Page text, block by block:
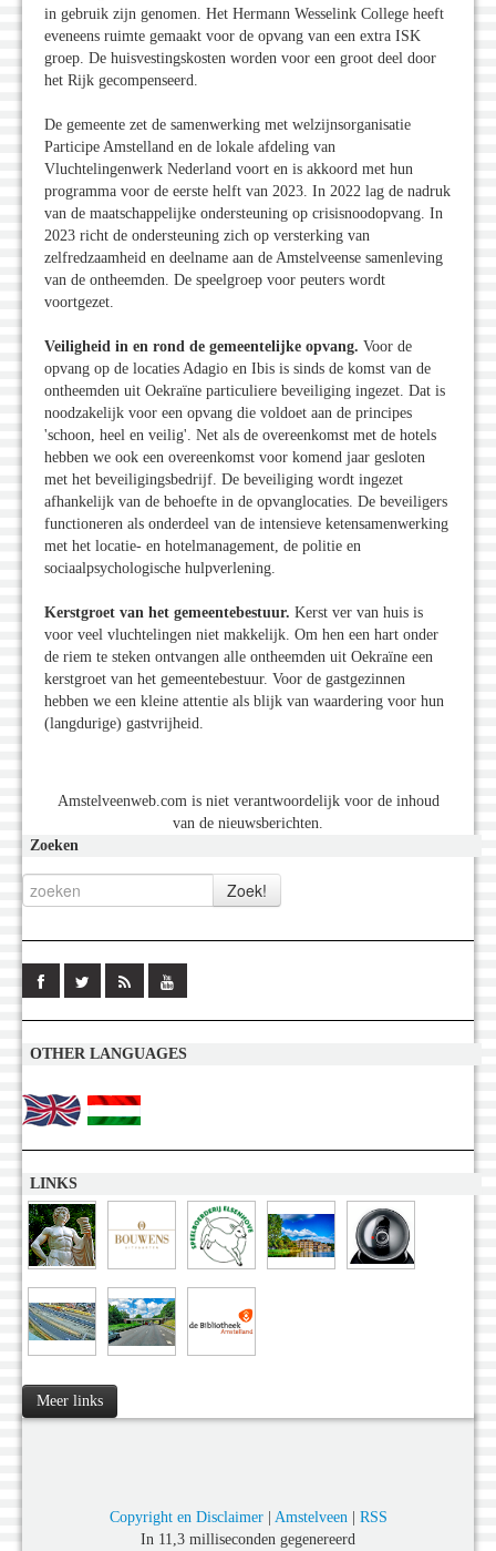
in gebruik zijn genomen. Het Hermann Wesselink College heeft
eveneens ruimte gemaakt voor de opvang van een extra ISK
groep. De huisvestingskosten worden voor een groot deel door
het Rijk gecompenseerd.
De gemeente zet de samenwerking met welzijnsorganisatie
Participe Amstelland en de lokale afdeling van
Vluchtelingenwerk Nederland voort en is akkoord met hun
programma voor de eerste helft van 2023. In 2022 lag de nadruk
van de maatschappelijke ondersteuning op crisisnoodopvang. In
2023 richt de ondersteuning zich op versterking van
zelfredzaamheid en deelname aan de Amstelveense samenleving
van de ontheemden. De speelgroep voor peuters wordt
voortgezet.
Veiligheid in en rond de gemeentelijke opvang. Voor de
opvang op de locaties Adagio en Ibis is sinds de komst van de
ontheemden uit Oekraïne particuliere beveiliging ingezet. Dat is
noodzakelijk voor een opvang die voldoet aan de principes
'schoon, heel en veilig'. Net als de overeenkomst met de hotels
hebben we ook een overeenkomst voor komend jaar gesloten
met het beveiligingsbedrijf. De beveiliging wordt ingezet
afhankelijk van de behoefte in de opvanglocaties. De beveiligers
functioneren als onderdeel van de intensieve ketensamenwerking
met het locatie- en hotelmanagement, de politie en
sociaalpsychologische hulpverlening.
Kerstgroet van het gemeentebestuur. Kerst ver van huis is
voor veel vluchtelingen niet makkelijk. Om hen een hart onder
de riem te steken ontvangen alle ontheemden uit Oekraïne een
kerstgroet van het gemeentebestuur. Voor de gastgezinnen
hebben we een kleine attentie als blijk van waardering voor hun
(langdurige) gastvrijheid.
Amstelveenweb.com is niet verantwoordelijk voor de inhoud
van de nieuwsberichten.
Zoeken
OTHER LANGUAGES
LINKS
Meer links
Copyright en Disclaimer| Amstelveen
RSS
In 11,3 milliseconden gegenereerd